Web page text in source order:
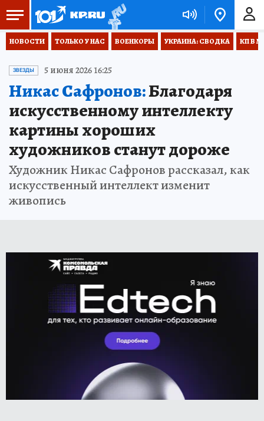
НОВОСТИ ТОЛЬКО У НАС ВОЕНКОРЫ УКРАИНА: СВОДКА КП В
ЗВЕЗДЫ 5 июня 2026 16:25
Никас Сафронов:Благодаря
искусственному интеллекту
картины хороших
художников станут дороже
Художник Никас Сафронов рассказал, как
искусственный интеллект изменит
живопись